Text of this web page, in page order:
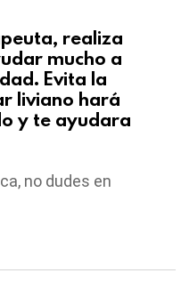
realiza
mucho a
Evita la
liviano hará
y te ayudara
no dudes en